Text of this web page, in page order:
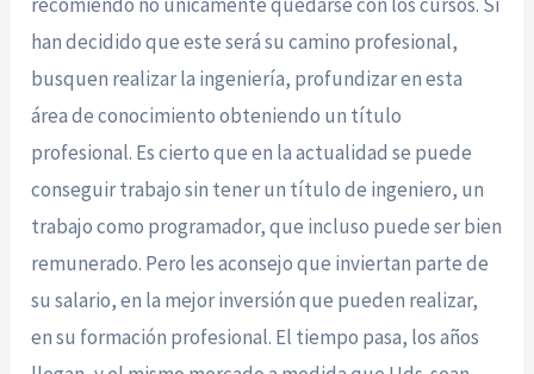
han decidido que este será su camino profesional,
busquen realizar la ingeniería, profundizar en esta
área de conocimiento obteniendo un título
profesional. Es cierto que en la actualidad se puede
conseguir trabajo sin tener un título de ingeniero, un
trabajo como programador, que incluso puede ser bien
remunerado. Pero les aconsejo que inviertan parte de
su salario, en la mejor inversión que pueden realizar,
en su formación profesional. El tiempo pasa, los años